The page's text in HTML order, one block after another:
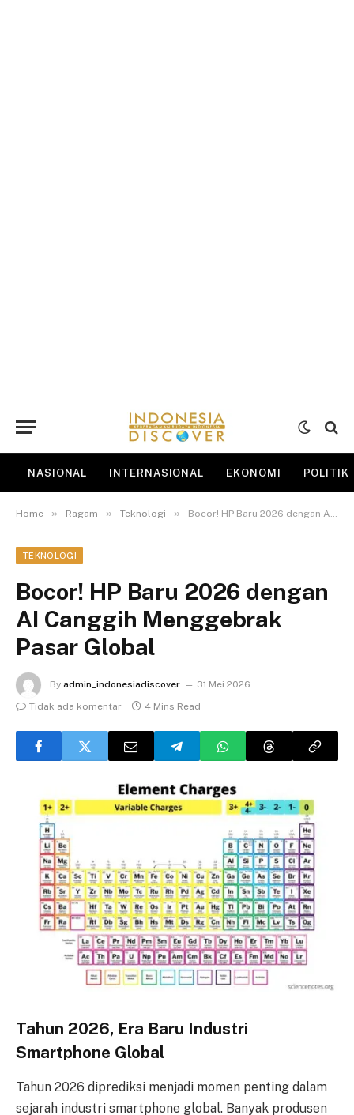
NASIONAL INTERNASIONAL EKONOMI POLITIK
Home » Ragam » Teknologi » Bocor! HP Baru 2026 dengan AI Canggih Menggebrak Pasar Global
TEKNOLOGI
Bocor! HP Baru 2026 dengan
AI Canggih Menggebrak
Pasar Global
By admin_indonesiadiscover
31 Mei 2026
Tidak ada komentar
4 Mins Read
Tahun 2026, Era Baru Industri
Smartphone Global
Tahun 2026 diprediksi menjadi momen penting dalam
sejarah industri smartphone global. Banyak produsen